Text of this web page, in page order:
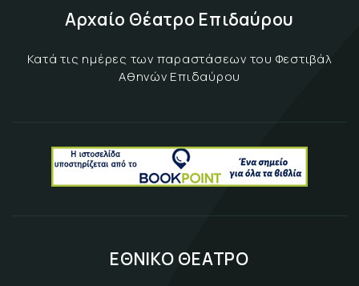
Αρχαίο Θέατρο Επιδαύρου
Κατά τις ημέρες των παραστάσεων του Φεστιβάλ
Αθηνών Επιδαύρου
ΕΘΝΙΚΟ ΘΕΑΤΡΟ